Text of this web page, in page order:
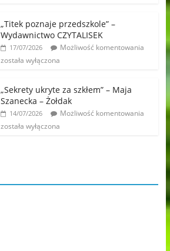
„Titek poznaje przedszkole” –
Wydawnictwo CZYTALISEK
17/07/2026
Możliwość komentowania
została wyłączona
„Sekrety ukryte za szkłem” – Maja
Szanecka – Żołdak
14/07/2026
Możliwość komentowania
została wyłączona